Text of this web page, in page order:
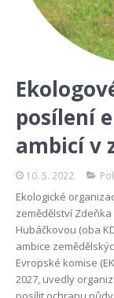
posílení
ambicí v
10. 5. 2022
Ekologické
zemědělství
Hubáčkovou (oba
ambice
Evropské komise
2027, uvedly